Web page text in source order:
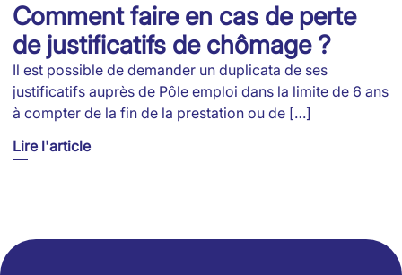
Comment faire en cas de perte
de justificatifs de chômage ?
Il est possible de demander un duplicata de ses
justificatifs auprès de Pôle emploi dans la limite de 6 ans
à compter de la fin de la prestation ou de […]
Lire l'article